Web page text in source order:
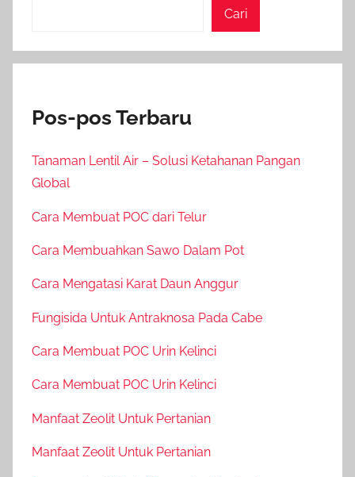
Cari
Pos-pos Terbaru
Tanaman Lentil Air – Solusi Ketahanan Pangan
Global
Cara Membuat POC dari Telur
Cara Membuahkan Sawo Dalam Pot
Cara Mengatasi Karat Daun Anggur
Fungisida Untuk Antraknosa Pada Cabe
Cara Membuat POC Urin Kelinci
Cara Membuat POC Urin Kelinci
Manfaat Zeolit Untuk Pertanian
Manfaat Zeolit Untuk Pertanian